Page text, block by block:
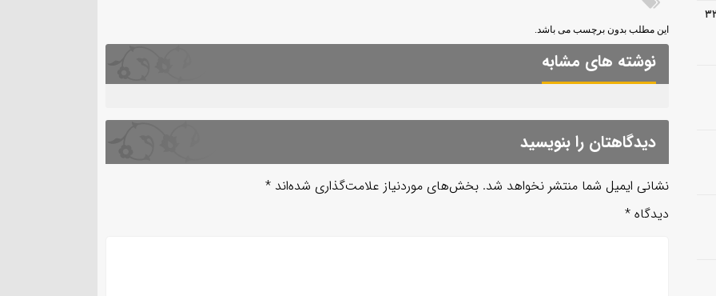
این مطلب بدون برچسب می باشد.
نوشته های مشابه
دیدگاهتان را بنویسید
نشانی ایمیل شما منتشر نخواهد شد. بخش‌های موردنیاز علامت‌گذاری شده‌اند *
دیدگاه *
اجرایی آسفالت پروژه ۳۲